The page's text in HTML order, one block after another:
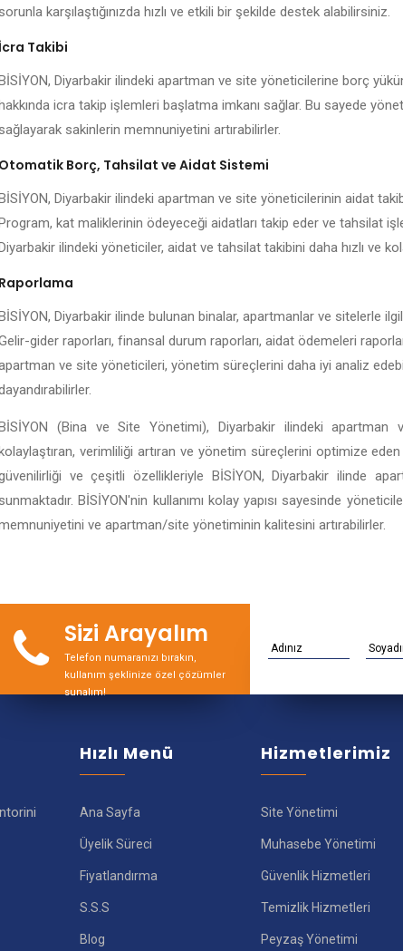
sorunla karşılaştığınızda hızlı ve etkili bir şekilde destek alabilirsiniz.
İcra Takibi
Diyarbakir ilindeki apartman ve site yöneticilerine borç
icra takip işlemleri başlatma imkanı sağlar. Bu sayede
sağlayarak sakinlerin memnuniyetini artırabilirler.
Otomatik Borç, Tahsilat ve Aidat Sistemi
Diyarbakir ilindeki apartman ve site yöneticilerinin aidat
kat maliklerinin ödeyeceği aidatları takip eder ve tahsilat
ilindeki yöneticiler, aidat ve tahsilat takibini daha hızlı ve
Raporlama
Diyarbakir ilinde bulunan binalar, apartmanlar ve sitelerle
gider raporları, finansal durum raporları, aidat ödemeleri
ve site yöneticileri, yönetim süreçlerini daha iyi analiz
(Bina ve Site Yönetimi), Diyarbakir ilindeki apartman
verimliliği artıran ve yönetim süreçlerini optimize eden
ve çeşitli özellikleriyle BİSİYON, Diyarbakir ilinde
sunmaktadır. BİSİYON'nin kullanımı kolay yapısı sayesinde
ve apartman/site yönetiminin kalitesini artırabilirler.
Sizi Arayalım
Telefon numaranızı bırakın,
kullanım şeklinize özel çözümler
sunalım!
Hızlı Menü
Ana Sayfa
Üyelik Süreci
Fiyatlandırma
S.S.S
Blog
Hizmetlerimiz
Site Yönetimi
Muhasebe Yönetimi
Güvenlik Hizmetleri
Temizlik Hizmetleri
Peyzaş Yönetimi